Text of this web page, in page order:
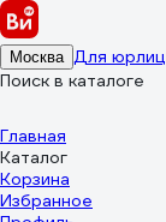
Москва Для юрлиц
Поиск в каталоге
Главная
Каталог
Корзина
Избранное